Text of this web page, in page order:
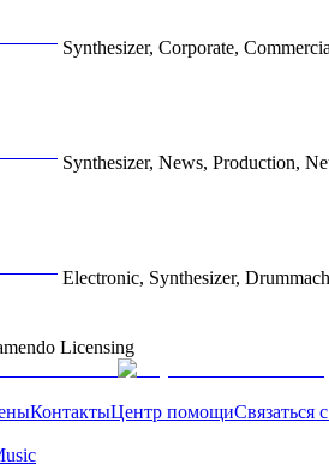
Synthesizer, Corporate,
Synthesizer, News, Production,
Electronic, Synthesizer,
Licensing
КонтактыЦентр помощиСвязаться